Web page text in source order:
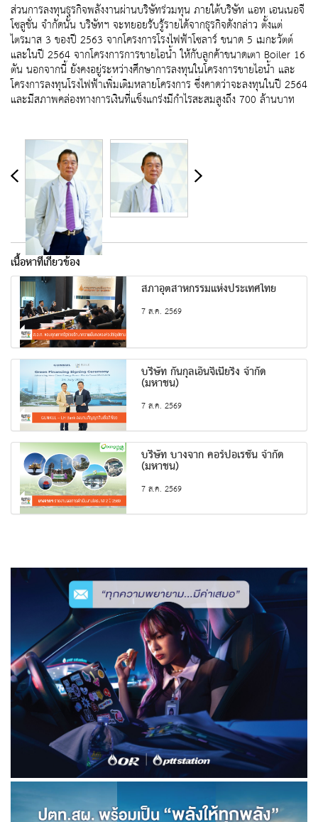
ส่วนการลงทุนธุรกิจพลังงานผ่านบริษัทร่วมทุน ภายใต้บริษัท แอท เอนเนอจี
โซลูชั่น จำกัดนั้น บริษัทฯ จะทยอยรับรู้รายได้จากธุรกิจดังกล่าว ตั้งแต่
ไตรมาส 3 ของปี 2563 จากโครงการโรงไฟฟ้าโซลาร์ ขนาด 5 เมกะวัตต์
และในปี 2564 จากโครงการการขายไอน้ำ ให้กับลูกค้าขนาดเตา Boiler 16
ตัน นอกจากนี้ ยังคงอยู่ระหว่างศึกษาการลงทุนในโครงการขายไอน้ำ และ
โครงการลงทุนโรงไฟฟ้าเพิ่มเติมหลายโครงการ ซึ่งคาดว่าจะลงทุนในปี 2564
และมีสภาพคล่องทางการเงินที่แข็งแกร่งมีกำไรสะสมสูงถึง 700 ล้านบาท
เนื้อหาที่เกี่ยวข้อง
สภาอุตสาหกรรมแห่งประเทศไทย
7 ส.ค. 2569
บริษัท กันกุลเอ็นจิเนียริ่ง จำกัด
(มหาชน)
7 ส.ค. 2569
บริษัท บางจาก คอร์ปอเรชั่น จำกัด
(มหาชน)
7 ส.ค. 2569